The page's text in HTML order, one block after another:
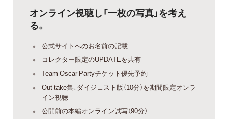
オンライン視聴し「一枚の写真」を考え
る。
公式サイトへのお名前の記載
コレクター限定のUPDATEを共有
Team Oscar Partyチケット優先予約
Out take集、ダイジェスト版（10分）を期間限定オンラ
イン視聴
公開前の本編オンライン試写（90分）